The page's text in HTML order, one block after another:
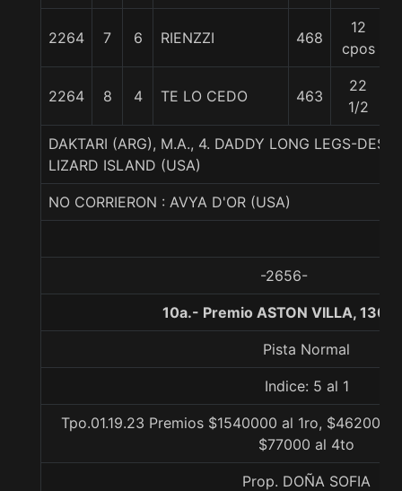
2264 7 6 RIENZZI 468
12
cpos
2264 8 4 TE LO CEDO 463
22
1/2
DAKTARI (ARG), M.A., 4. DADDY LONG LEGS-
LIZARD ISLAND (USA)
NO CORRIERON : AVYA D'OR (USA)
-2656-
10a.- Premio ASTON VILLA,
Pista Normal
Indice: 5 al 1
Tpo.01.19.23 Premios $1540000 al 1ro, $462000
$77000 al 4to
Prop. DOÑA SOFIA